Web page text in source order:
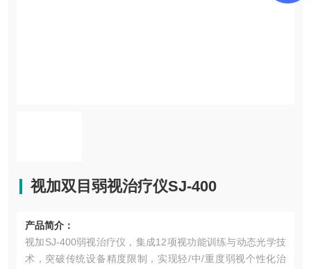
视加双目弱视治疗仪SJ-400
产品简介：
视加SJ-400弱视治疗仪，集成12项视功能训练与动态光学技
术，突破传统设备精度限制，实现轻/中/重度弱视个性化治